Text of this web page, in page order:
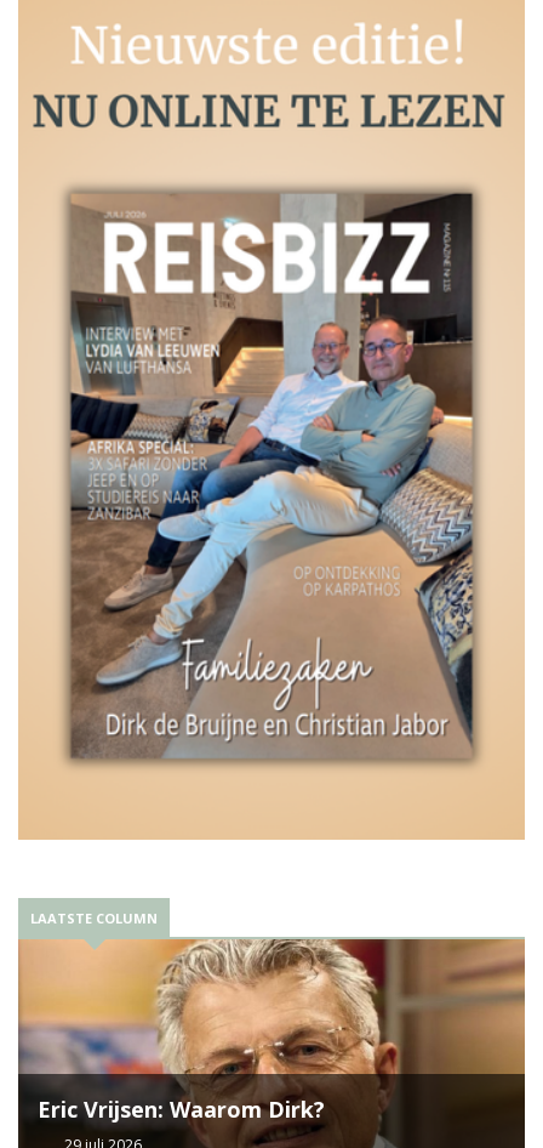
LAATSTE COLUMN
Eric Vrijsen: Waarom Dirk?